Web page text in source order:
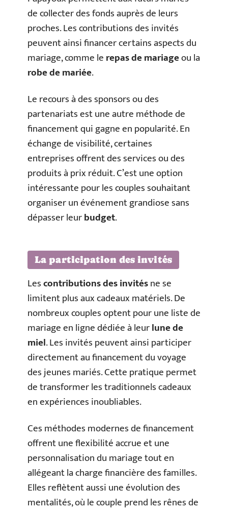
de collecter des fonds auprès de leurs
proches. Les contributions des invités
peuvent ainsi financer certains aspects du
mariage, comme lerepas de mariageou la
robe de mariée.
Le recours à des sponsors ou des
partenariats est une autre méthode de
financement qui gagne en popularité. En
échange de visibilité, certaines
entreprises offrent des services ou des
produits à prix réduit. C’est une option
intéressante pour les couples souhaitant
organiser un événement grandiose sans
dépasser leurbudget.
La participation des invités
Lescontributions des invitésne se
limitent plus aux cadeaux matériels. De
nombreux couples optent pour une liste de
mariage en ligne dédiée à leurlune de
miel. Les invités peuvent ainsi participer
directement au financement du voyage
des jeunes mariés. Cette pratique permet
de transformer les traditionnels cadeaux
en expériences inoubliables.
Ces méthodes modernes de financement
offrent une flexibilité accrue et une
personnalisation du mariage tout en
allégeant la charge financière des familles.
Elles reflètent aussi une évolution des
mentalités, où le couple prend les rênes de